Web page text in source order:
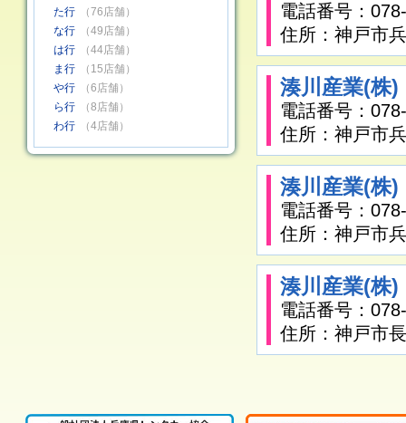
た行
（76店舗）
な行
（49店舗）
は行
（44店舗）
ま行
（15店舗）
や行
（6店舗）
ら行
（8店舗）
わ行
（4店舗）
電話番号：
住所：神戸市
湊川産業(
電話番号：
住所：神戸市
湊川産業(
電話番号：
住所：神戸市
湊川産業(
電話番号：
住所：神戸市